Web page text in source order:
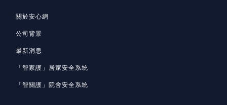
關於安心網
公司背景
最新消息
「智家護」居家安全系統
「智關護」院舍安全系統